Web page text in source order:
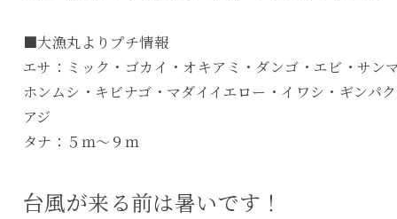
■大漁丸よりプチ情報
エサ：ミック・ゴカイ・オキアミ・ダンゴ・エビ・サン
ホンムシ・キビナゴ・マダイイエロー・イワシ・ギンパ
アジ
タナ：５ｍ～９ｍ
台風が来る前は暑いです！